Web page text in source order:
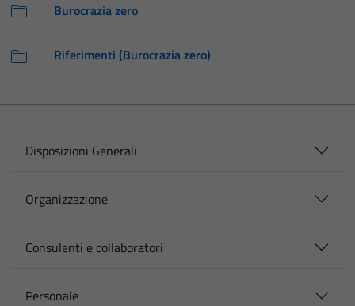
Burocrazia zero
Riferimenti (Burocrazia zero)
Disposizioni Generali
Organizzazione
Consulenti e collaboratori
Personale